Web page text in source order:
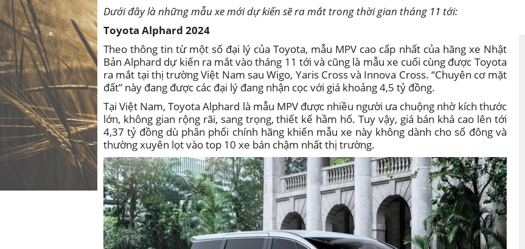
Dưới đây là những mẫu xe mới dự kiến sẽ ra mắt trong thời gian tháng 11 tới:
Toyota Alphard 2024
Theo thông tin từ một số đại lý của Toyota, mẫu MPV cao cấp nhất của hãng xe Nhật
Bản Alphard dự kiến ra mắt vào tháng 11 tới và cũng là mẫu xe cuối cùng được Toyota
ra mắt tại thị trường Việt Nam sau Wigo, Yaris Cross và Innova Cross. “Chuyên cơ mặt
đất” này đang được các đại lý đang nhận cọc với giá khoảng 4,5 tỷ đồng.
Tại Việt Nam, Toyota Alphard là mẫu MPV được nhiều người ưa chuộng nhờ kích thước
lớn, không gian rộng rãi, sang trọng, thiết kế hầm hố. Tuy vậy, giá bán khá cao lên tới
4,37 tỷ đồng dù phân phối chính hãng khiến mẫu xe này không dành cho số đông và
thường xuyên lọt vào top 10 xe bán chậm nhất thị trường.